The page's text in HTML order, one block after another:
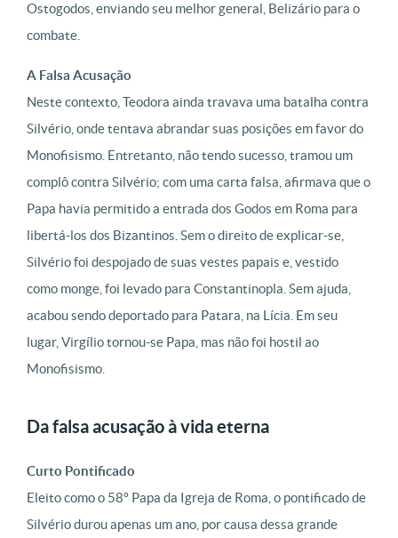
Ostogodos, enviando seu melhor general, Belizário para o
combate.
A Falsa Acusação
Neste contexto, Teodora ainda travava uma batalha contra
Silvério, onde tentava abrandar suas posições em favor do
Monofisismo. Entretanto, não tendo sucesso, tramou um
complô contra Silvério; com uma carta falsa, afirmava que o
Papa havia permitido a entrada dos Godos em Roma para
libertá-los dos Bizantinos. Sem o direito de explicar-se,
Silvério foi despojado de suas vestes papais e, vestido
como monge, foi levado para Constantinopla. Sem ajuda,
acabou sendo deportado para Patara, na Lícia. Em seu
lugar, Virgílio tornou-se Papa, mas não foi hostil ao
Monofisismo.
Da falsa acusação à vida eterna
Curto Pontificado
Eleito como o 58º Papa da Igreja de Roma, o pontificado de
Silvério durou apenas um ano, por causa dessa grande